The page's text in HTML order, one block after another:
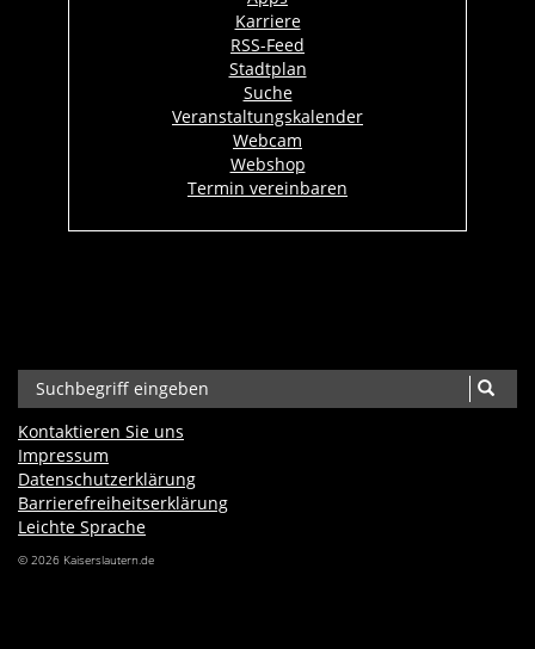
Karriere
RSS-Feed
Stadtplan
Suche
Veranstaltungskalender
Webcam
Webshop
Termin vereinbaren
Kontaktieren Sie uns
Impressum
Datenschutzerklärung
Barrierefreiheits­erklärung
Leichte Sprache
© 2026 Kaiserslautern.de